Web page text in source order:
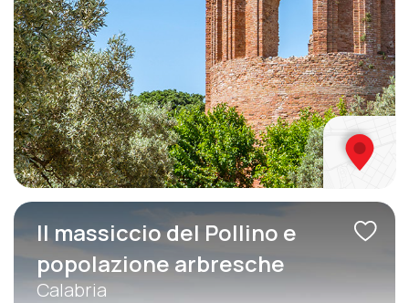
Il massiccio del Pollino e
popolazione arbresche
Calabria